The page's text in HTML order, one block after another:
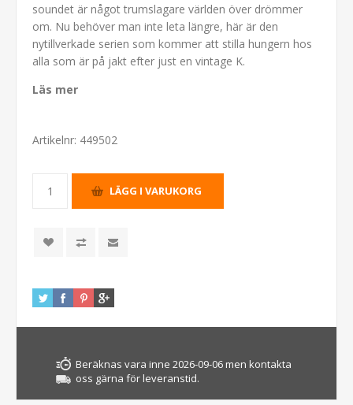
soundet är något trumslagare världen över drömmer
om. Nu behöver man inte leta längre, här är den
nytillverkade serien som kommer att stilla hungern hos
alla som är på jakt efter just en vintage K.
Läs mer
Artikelnr: 449502
Beräknas vara inne 2026-09-06 men kontakta
oss gärna för leveranstid.